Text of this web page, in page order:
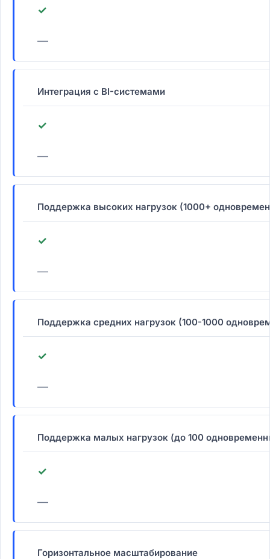
✓
—
Интеграция с BI-системами
✓
—
Поддержка высоких нагрузок (1000+
✓
—
Поддержка средних нагрузок (100-1000
✓
—
Поддержка малых нагрузок (до 100
✓
—
Горизонтальное масштабирование